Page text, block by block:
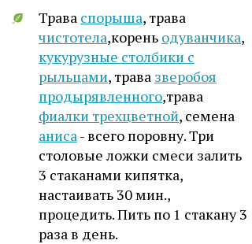
Трава спорыша, трава
чистотела,корень одуванчика,
кукурузные столбики с
рыльцами, трава зверобоя
продырявленного,трава
фиалки трехцветной, семена
аниса- всего поровну. Три
столовые ложки смеси залить
3 стаканами кипятка,
настаивать 30 мин.,
процедить. Пить по 1 стакану 3
раза в день.